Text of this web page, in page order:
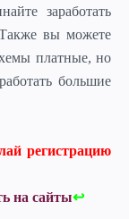
заработать
вы можете
платные, но
большие
регистрацию
на сайты↩